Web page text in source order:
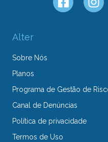
Alter
Sobre Nós
Planos
Programa de Gestão de
Canal de Denúncias
Política de privacidade
Termos de Uso